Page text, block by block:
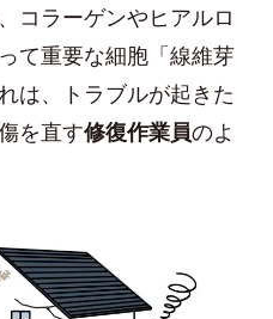
コラーゲンやヒアルロ
て重要な細胞「線維芽
は、トラブルが起きた
を直す修復作業員のよ